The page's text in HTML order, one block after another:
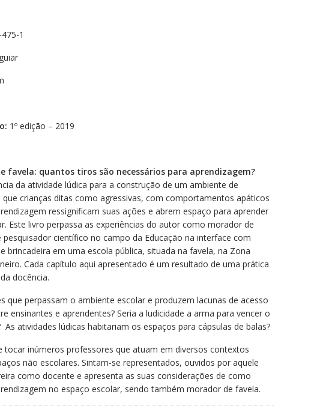
1
1º edição – 2019
favela: quantos tiros são necessários para aprendizagem?
da atividade lúdica para a construção de um ambiente de
que crianças ditas como agressivas, com comportamentos apáticos
ressignificam suas ações e abrem espaço para aprender
Este livro perpassa as experiências do autor como morador de
científico no campo da Educação na interface com
brincadeira em uma escola pública, situada na favela, na Zona
Cada capítulo aqui apresentado é um resultado de uma prática
docência.
que perpassam o ambiente escolar e produzem lacunas de acesso
ensinantes e aprendentes? Seria a ludicidade a arma para vencer o
As atividades lúdicas habitariam os espaços para cápsulas de balas?
tocar inúmeros professores que atuam em diversos contextos
não escolares. Sintam-se representados, ouvidos por aquele
como docente e apresenta as suas considerações de como
no espaço escolar, sendo também morador de favela.